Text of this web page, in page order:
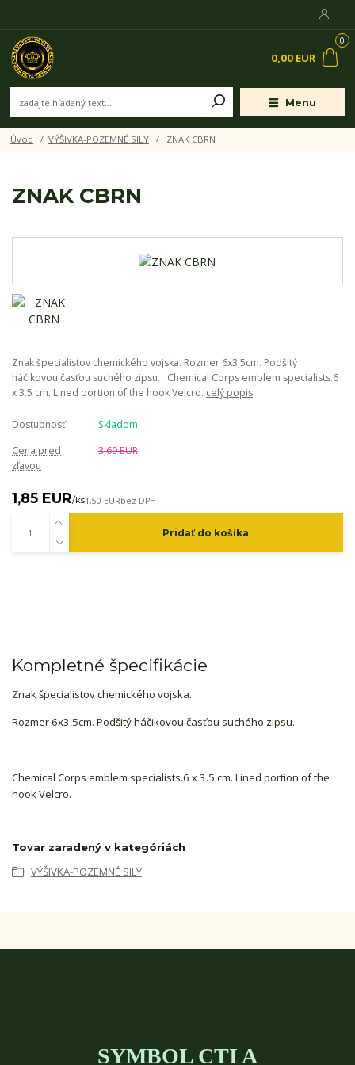
Menu
0
0,00 EUR
Úvod VÝŠIVKA-POZEMNÉ SILY ZNAK CBRN
ZNAK CBRN
Znak špecialistov chemického vojska. Rozmer 6x3,5cm. Podšitý
háčikovou časťou suchého zipsu. Chemical Corps emblem specialists.6
x 3.5 cm. Lined portion of the hook Velcro. celý popis
Dostupnosť
Skladom
Cena pred
zľavou
3,69 EUR
1,85 EUR/ks1,50 EURbez DPH
Pridať do košíka
Kompletné špecifikácie
Znak špecialistov chemického vojska.
Rozmer 6x3,5cm. Podšitý háčikovou časťou suchého zipsu.
Chemical Corps emblem specialists.6 x 3.5 cm. Lined portion of the
hook Velcro.
Tovar zaradený v kategóriách
VÝŠIVKA-POZEMNÉ SILY
SYMBOL CTI A